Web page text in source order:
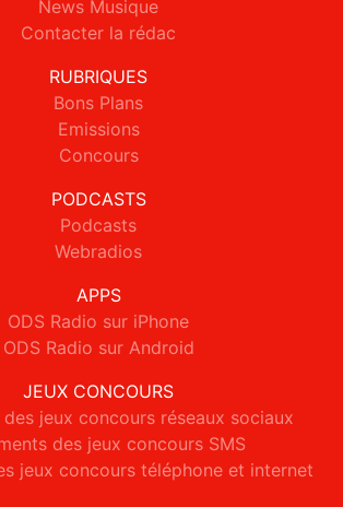
News Musique
Contacter la rédac
RUBRIQUES
Bons Plans
Emissions
Concours
PODCASTS
Podcasts
Webradios
APPS
ODS Radio sur iPhone
ODS Radio sur Android
JEUX CONCOURS
des jeux concours réseaux sociaux
des jeux concours SMS
jeux concours téléphone et internet